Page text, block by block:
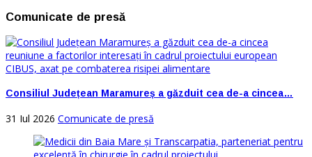
Comunicate de presă
Consiliul Județean Maramureș a găzduit cea de-a cincea…
31 Iul 2026 Comunicate de presă